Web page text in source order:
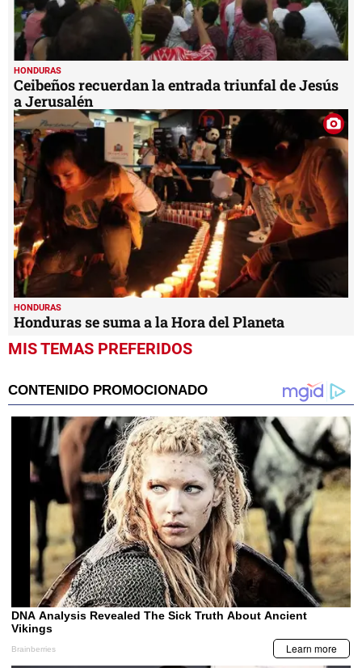
HONDURAS
Ceibeños recuerdan la entrada triunfal de Jesús
a Jerusalén
HONDURAS
Honduras se suma a la Hora del Planeta
MIS TEMAS PREFERIDOS